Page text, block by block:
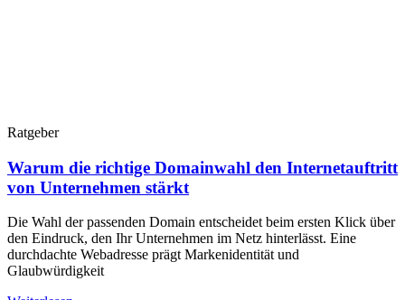
Ratgeber
Warum die richtige Domainwahl den Internetauftritt
von Unternehmen stärkt
Die Wahl der passenden Domain entscheidet beim ersten Klick über
den Eindruck, den Ihr Unternehmen im Netz hinterlässt. Eine
durchdachte Webadresse prägt Markenidentität und
Glaubwürdigkeit